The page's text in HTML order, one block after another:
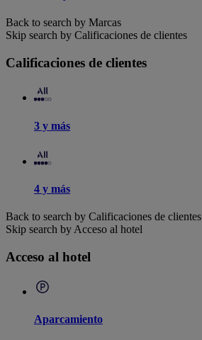
Back to search by Marcas
Skip search by Calificaciones de clientes
Calificaciones de clientes
3 y más
4 y más
Back to search by Calificaciones de clientes
Skip search by Acceso al hotel
Acceso al hotel
Aparcamiento